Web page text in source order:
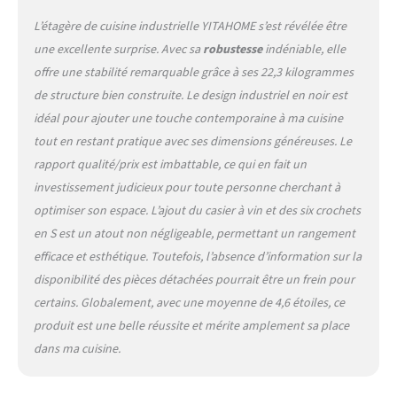
l'utilisiez comme support
de micro-ondes avec
rangement, comme étagère
de rangement dans la
cuisine pour garder vos
appareils électroménagers
en parfait ordre, comme
étagère de présentation
élégante ou comme station
de café-bar dans votre
salon, ou que vous le
plante. table pour mettre en
valeur vos jolies plantes,
cette étagère de cuisine
multifonctionnelle répond à
tous vos besoins
Construction solide et
L’étagère de cuisine industrielle YITAHOME s’est révélée être
une excellente surprise. Avec sarobustesseindéniable, elle
offre une stabilité remarquable grâce à ses 22,3 kilogrammes
de structure bien construite. Le design industriel en noir est
idéal pour ajouter une touche contemporaine à ma cuisine
tout en restant pratique avec ses dimensions généreuses. Le
rapport qualité/prix est imbattable, ce qui en fait un
investissement judicieux pour toute personne cherchant à
optimiser son espace. L’ajout du casier à vin et des six crochets
en S est un atout non négligeable, permettant un rangement
efficace et esthétique. Toutefois, l’absence d’information sur la
disponibilité des pièces détachées pourrait être un frein pour
certains. Globalement, avec une moyenne de 4,6 étoiles, ce
produit est une belle réussite et mérite amplement sa place
dans ma cuisine.